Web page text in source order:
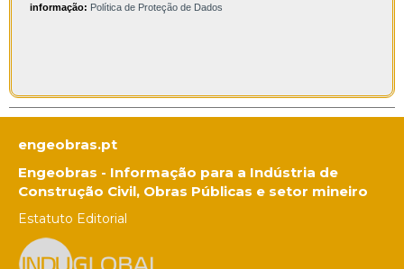
informação: Política de Proteção de Dados
engeobras.pt
Engeobras - Informação para a Indústria de
Construção Civil, Obras Públicas e setor mineiro
Estatuto Editorial